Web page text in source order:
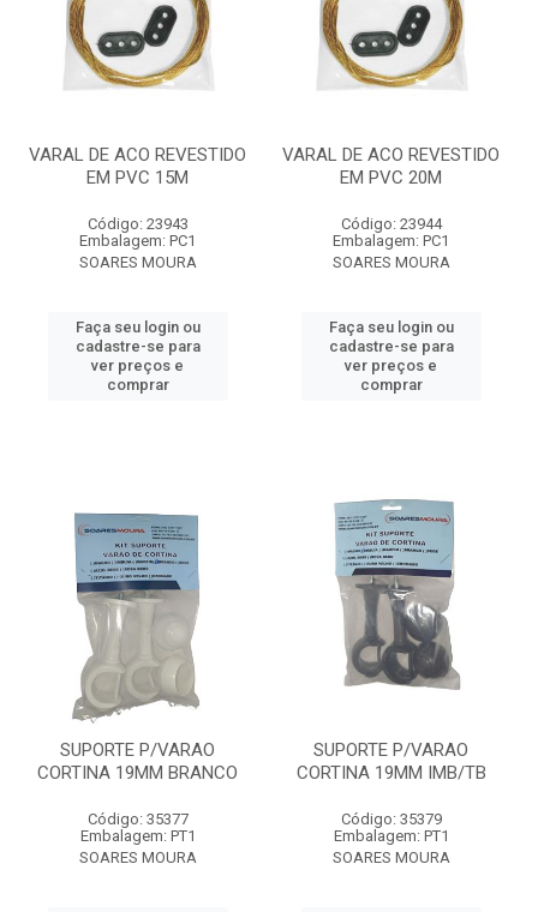
VARAL DE ACO REVESTIDO
EM PVC 15M
Código: 23943
Embalagem: PC1
SOARES MOURA
Faça seu login ou
cadastre-se para
ver preços e
comprar
VARAL DE ACO REVESTIDO
EM PVC 20M
Código: 23944
Embalagem: PC1
SOARES MOURA
Faça seu login ou
cadastre-se para
ver preços e
comprar
SUPORTE P/VARAO
CORTINA 19MM BRANCO
Código: 35377
Embalagem: PT1
SOARES MOURA
SUPORTE P/VARAO
CORTINA 19MM IMB/TB
Código: 35379
Embalagem: PT1
SOARES MOURA